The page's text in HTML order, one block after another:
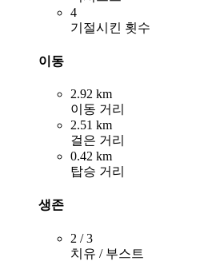
4
기절시킨 횟수
이동
2.92 km
이동 거리
2.51 km
걸은 거리
0.42 km
탑승 거리
생존
2 / 3
치유 / 부스트